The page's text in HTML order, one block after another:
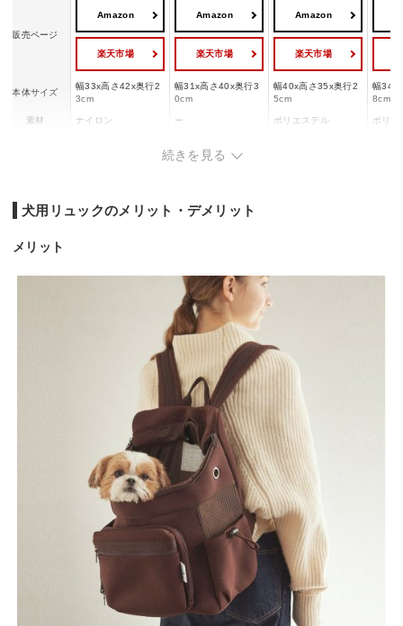
販売ページ
Amazon
楽天市場
Amazon
楽天市場
Amazon
楽天市場
本体サイズ
幅33x高さ42x奥行2
3cm
幅31x高さ40x奥行3
0cm
幅40x高さ35x奥行2
5cm
幅34x
8cm
素材 ナイロン ー ポリエステル ポリエ
続きを見る
犬用リュックのメリット・デメリット
メリット